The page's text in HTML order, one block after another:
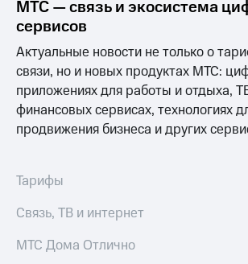
Раскрытие
информации
Информация
акционерам
Документы
ПАО
"МТС"
Собрания
акционеров
капитал
и
МТС — связь и экосистема
сервисов
Актуальные новости не только о
связи, но и новых продуктах МТС:
приложениях для работы и отдыха,
финансовых сервисах, технологиях
продвижения бизнеса и других
Тарифы
Связь, ТВ и интернет
МТС Дома Отлично